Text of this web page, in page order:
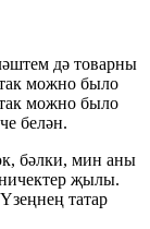
дә товарны
можно было
можно было
белән.
бәлки, мин аны
җылы.
татар